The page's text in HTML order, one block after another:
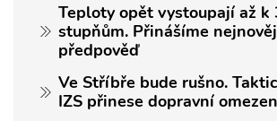
Teploty opět vystoupají až k
stupňům. Přinášíme
předpověď
Ve Stříbře bude rušno.
IZS přinese dopravní